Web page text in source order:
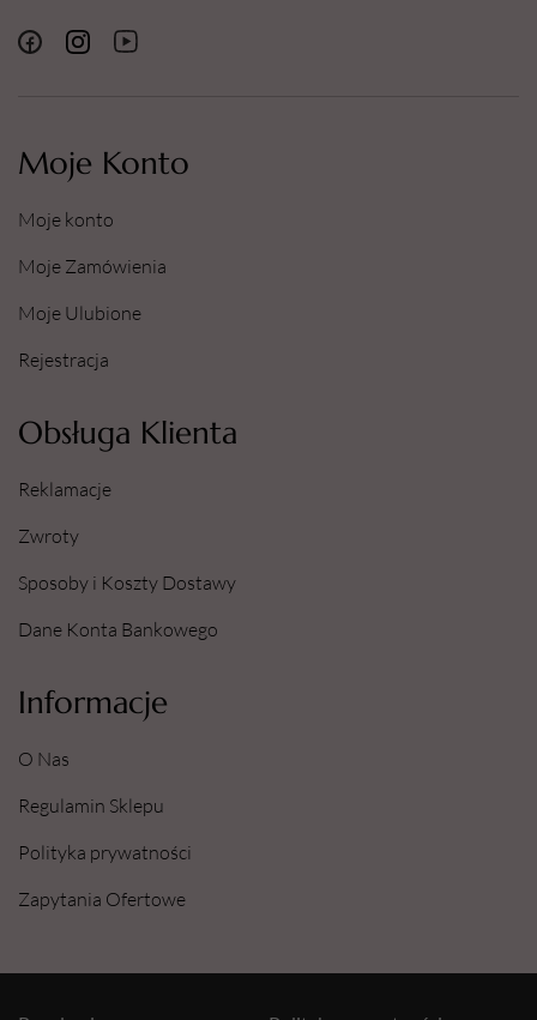
Moje Konto
Moje konto
Moje Zamówienia
Moje Ulubione
Rejestracja
Obsługa Klienta
Reklamacje
Zwroty
Sposoby i Koszty Dostawy
Dane Konta Bankowego
Informacje
O Nas
Regulamin Sklepu
Polityka prywatności
Zapytania Ofertowe